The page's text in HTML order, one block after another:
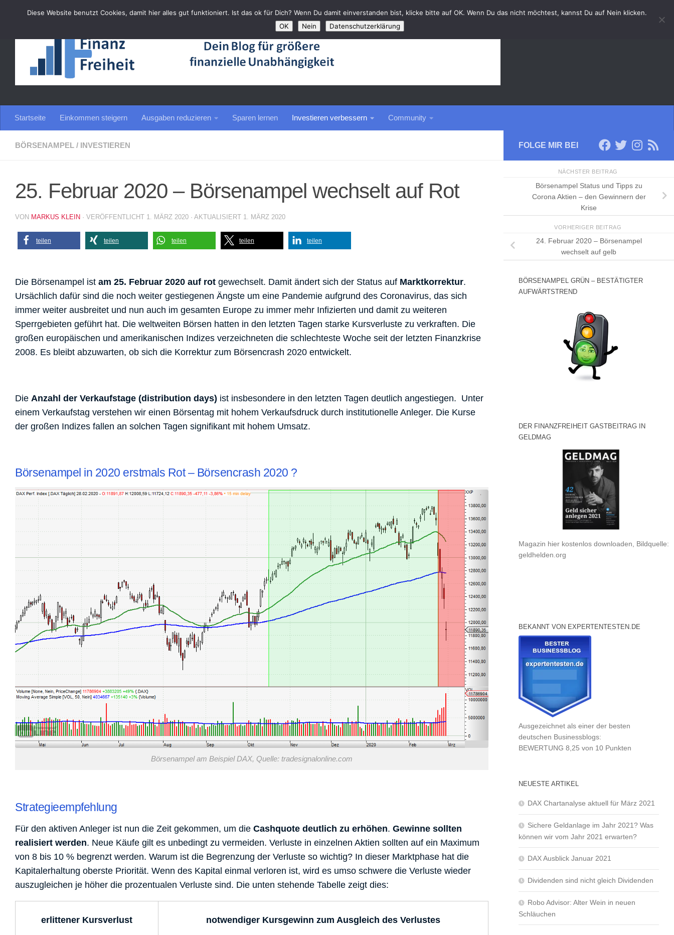
Zum Inhalt springen
Startseite Einkommen steigern Ausgaben reduzieren Sparen lernen Investieren verbessern Community
BÖRSENAMPEL / INVESTIEREN
25. Februar 2020 – Börsenampel wechselt auf Rot
VON MARKUS KLEIN · VERÖFFENTLICHT 1. MÄRZ 2020 · AKTUALISIERT 1. MÄRZ 2020
teilen teilen teilen teilen teilen
Die Börsenampel ist am 25. Februar 2020 auf rot gewechselt. Damit ändert sich der Status auf Marktkorrektur.
Ursächlich dafür sind die noch weiter gestiegenen Ängste um eine Pandemie aufgrund des Coronavirus, das sich
immer weiter ausbreitet und nun auch im gesamten Europe zu immer mehr Infizierten und damit zu weiteren
Sperrgebieten geführt hat. Die weltweiten Börsen hatten in den letzten Tagen starke Kursverluste zu verkraften. Die
großen europäischen und amerikanischen Indizes verzeichneten die schlechteste Woche seit der letzten Finanzkrise
2008. Es bleibt abzuwarten, ob sich die Korrektur zum Börsencrash 2020 entwickelt.
Die Anzahl der Verkaufstage (distribution days) ist insbesondere in den letzten Tagen deutlich angestiegen. Unter
einem Verkaufstag verstehen wir einen Börsentag mit hohem Verkaufsdruck durch institutionelle Anleger. Die Kurse
der großen Indizes fallen an solchen Tagen signifikant mit hohem Umsatz.
Börsenampel in 2020 erstmals Rot – Börsencrash 2020 ?
Börsenampel am Beispiel DAX, Quelle: tradesignalonline.com
Strategieempfehlung
Für den aktiven Anleger ist nun die Zeit gekommen, um die Cashquote deutlich zu erhöhen. Gewinne sollten
realisiert werden. Neue Käufe gilt es unbedingt zu vermeiden. Verluste in einzelnen Aktien sollten auf ein Maximum
von 8 bis 10 % begrenzt werden. Warum ist die Begrenzung der Verluste so wichtig? In dieser Marktphase hat die
Kapitalerhaltung oberste Priorität. Wenn des Kapital einmal verloren ist, wird es umso schwere die Verluste wieder
auszugleichen je höher die prozentualen Verluste sind. Die unten stehende Tabelle zeigt dies:
erlittener Kursverlust notwendiger Kursgewinn zum Ausgleich des Verlustes
FOLGE MIR BEI
NÄCHSTER BEITRAG
Börsenampel Status und Tipps zu
Corona Aktien – den Gewinnern der
Krise
VORHERIGER BEITRAG
24. Februar 2020 – Börsenampel
wechselt auf gelb
BÖRSENAMPEL GRÜN – BESTÄTIGTER
AUFWÄRTSTREND
DER FINANZFREIHEIT GASTBEITRAG IN
GELDMAG
Magazin hier kostenlos downloaden, Bildquelle:
geldhelden.org
BEKANNT VON EXPERTENTESTEN.DE
Ausgezeichnet als einer der besten
deutschen Businessblogs:
BEWERTUNG 8,25 von 10 Punkten
NEUESTE ARTIKEL
DAX Chartanalyse aktuell für März 2021
Sichere Geldanlage im Jahr 2021? Was
können wir vom Jahr 2021 erwarten?
DAX Ausblick Januar 2021
Dividenden sind nicht gleich Dividenden
Robo Advisor: Alter Wein in neuen
Schläuchen
Diese Website benutzt Cookies, damit hier alles gut funktioniert. Ist das ok für Dich? Wenn Du damit einverstanden bist, klicke bitte auf OK. Wenn Du das nicht möchtest, kannst Du auf Nein klicken.
OK
Nein Datenschutzerklärung